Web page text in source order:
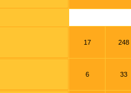
17 248
6 33